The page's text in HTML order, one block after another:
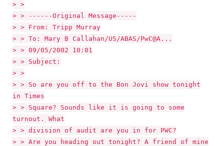
> >
> > ------Original Message-----
> > From: Tripp Murray
> > To: Mary B Callahan/US/ABAS/PwC@A...
> > 09/05/2002 10:01
> > Subject:
> >
> > So are you off to the Bon Jovi show tonight
in Times
> > Square? Sounds like it is going to some
turnout. What
> > division of audit are you in for PWC?
> > Are you heading out tonight? A friend of mine